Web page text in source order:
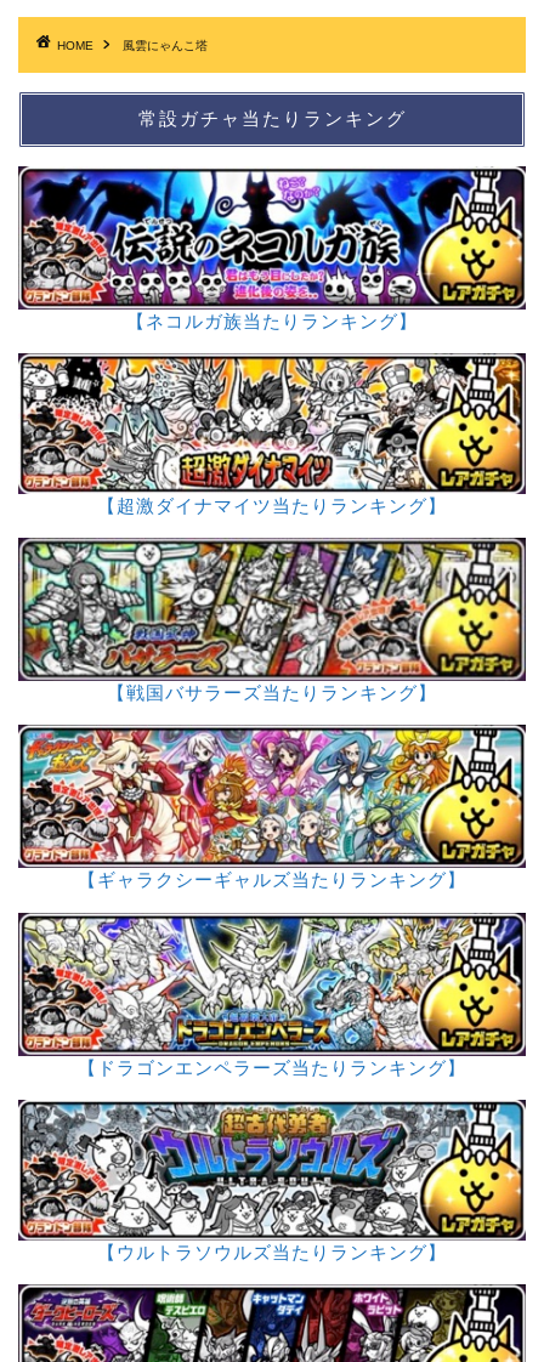
HOME 風雲にゃんこ塔
常設ガチャ当たりランキング
【ネコルガ族当たりランキング】
【超激ダイナマイツ当たりランキング】
【戦国バサラーズ当たりランキング】
【ギャラクシーギャルズ当たりランキング】
【ドラゴンエンペラーズ当たりランキング】
【ウルトラソウルズ当たりランキング】